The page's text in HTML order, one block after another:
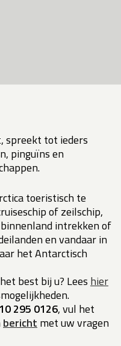
spreekt tot ieders
pinguïns en
toeristisch te
of zeilschip,
intrekken of
en vandaar in
het Antarctisch
best bij u? Leeshier
295 0126, vul het
berichtmet uw vragen